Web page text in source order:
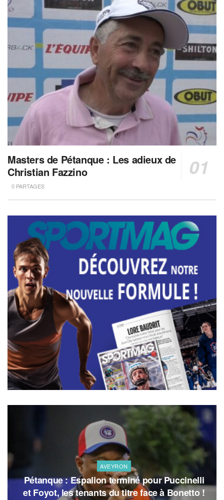
Masters de Pétanque : Les adieux de
Christian Fazzino
0 PARTAGES
AVEYRON
Pétanque : Espalion terminé pour Puccinelli
et Foyot, les tenants du titre face à Bonetto !